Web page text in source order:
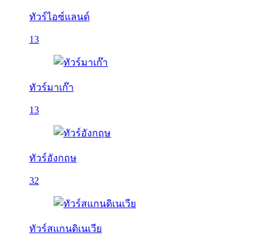
ทัวร์ไอซ์แลนด์
13
ทัวร์มาเก๊า
13
ทัวร์อังกฤษ
32
ทัวร์สแกนดิเนเวีย